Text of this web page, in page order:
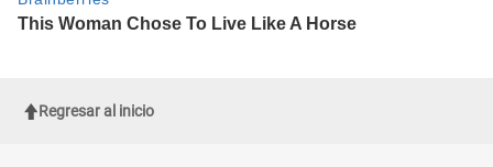
Regresar al inicio